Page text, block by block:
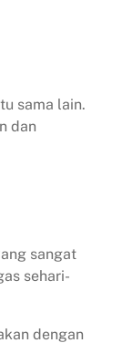
sama lain.
dan
sangat
sehari-
dengan